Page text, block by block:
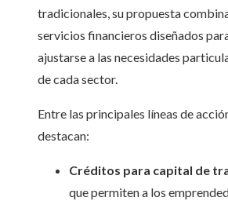
tradicionales, su propuesta
servicios financieros diseñados
ajustarse a las necesidades
de cada sector.
Entre las principales líneas de
destacan:
Créditos para capital de
que permiten a los